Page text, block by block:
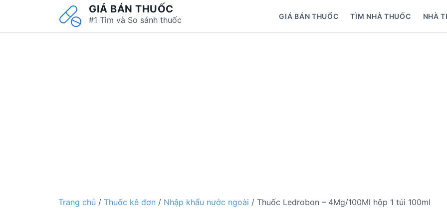
GIÁ BÁN THUỐC
#1 Tìm và So sánh thuốc GIÁ BÁN THUỐC TÌM NHÀ THUỐC NHÀ
Trang chủ / Thuốc kê đơn / Nhập khẩu nước ngoài / Thuốc Ledrobon – 4Mg/100Ml hộp 1 túi 100ml